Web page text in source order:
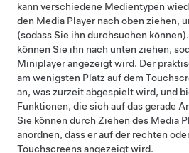
kann verschiedene Medientypen
den Media Player nach oben ziehen,
(sodass Sie ihn durchsuchen
können Sie ihn nach unten ziehen,
Miniplayer angezeigt wird. Der
am wenigsten Platz auf dem
an, was zurzeit abgespielt wird, und
Funktionen, die sich auf das gerade
Sie können durch Ziehen des Media
anordnen, dass er auf der rechten
Touchscreens angezeigt wird.